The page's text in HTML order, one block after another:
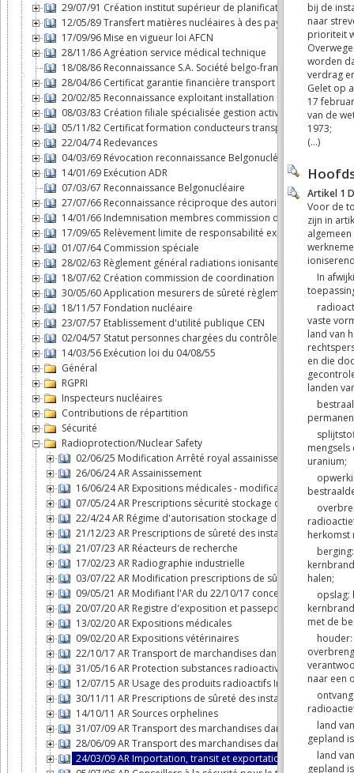
29/07/91 Création institut supérieur de planification d'urgence
12/05/89 Transfert matières nucléaires à des pays non dotés
17/09/96 Mise en vigueur loi AFCN
28/11/86 Agréation service médical technique
18/08/86 Reconnaissance S.A. Société belgo-française d'énergie
28/04/86 Certificat garantie financière transport substances
20/02/85 Reconnaissance exploitant installation nucléaire
08/03/83 Création filiale spécialisée gestion activités du cycle
05/11/82 Certificat formation conducteurs transport par route
22/04/74 Redevances
04/03/69 Révocation reconnaissance Belgonucléaire
14/01/69 Exécution ADR
07/03/67 Reconnaissance Belgonucléaire
27/07/66 Reconnaissance réciproque des autorisations dans le
14/01/66 Indemnisation membres commission d'agréation des
17/09/65 Relèvement limite de responsabilité exploitant
01/07/64 Commission spéciale
28/02/63 Règlement général radiations ionisantes
18/07/62 Création commission de coordination
30/05/60 Application mesurers de sûreté règlement n°3 du
18/11/57 Fondation nucléaire
23/07/57 Etablissement d'utilité publique CEN
02/04/57 Statut personnes chargées du contrôle en exécution
14/03/56 Exécution loi du 04/08/55
Général
RGPRI
Inspecteurs nucléaires
Contributions de répartition
Sécurité
Radioprotection/Nuclear Safety
02/06/25 Modification Arrêté royal assainissement
26/06/24 AR Assainissement
16/06/24 AR Expositions médicales - modification
07/05/24 AR Prescriptions sécurité stockage déchets
22/4/24 AR Régime d'autorisation stockage de déchets
21/12/23 AR Prescriptions de sûreté des installations
21/07/23 AR Réacteurs de recherche
17/02/23 AR Radiographie industrielle
03/07/22 AR Modification prescriptions de sûreté des
09/05/21 AR Modifiant l'AR du 22/10/17 concernant le
20/07/20 AR Registre d'exposition et passeport radiologique
13/02/20 AR Expositions médicales
09/02/20 AR Expositions vétérinaires
22/10/17 AR Transport de marchandises dangereuses classe
31/05/16 AR Protection substances radioactives dans les
12/07/15 AR Usage des produits radioactifs In VITRO ou In
30/11/11 AR Prescriptions de sûreté des installations
14/10/11 AR Sources orphelines
31/07/09 AR Transport des marchandises dangereuses par
28/06/09 AR Transport des marchandises dangereuses par
24/03/09 AR Importation, transit et exportation de